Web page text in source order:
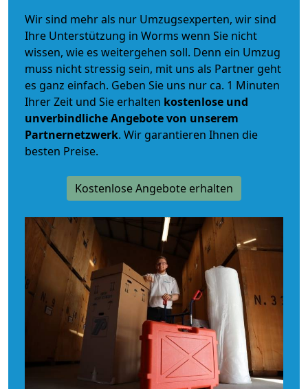
Wir sind mehr als nur Umzugsexperten, wir sind
Ihre Unterstützung in Worms wenn Sie nicht
wissen, wie es weitergehen soll. Denn ein Umzug
muss nicht stressig sein, mit uns als Partner geht
es ganz einfach. Geben Sie uns nur ca. 1 Minuten
Ihrer Zeit und Sie erhalten kostenlose und
unverbindlicheAngebote von unserem
Partnernetzwerk. Wir garantieren Ihnen die
besten Preise.
Kostenlose Angebote erhalten